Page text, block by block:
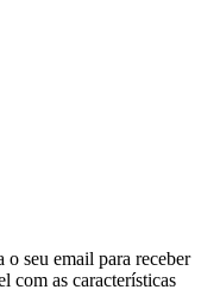
o seu email para receber
com as características